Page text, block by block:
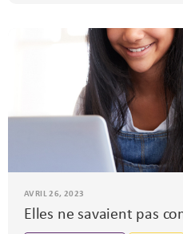
AVRIL 26, 2023
Elles ne savaient pas